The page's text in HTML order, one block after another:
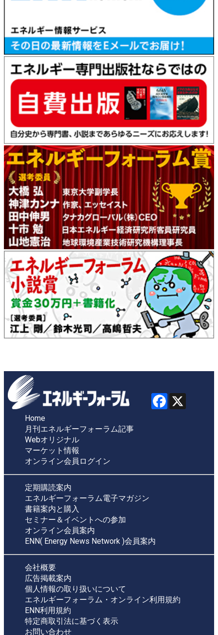
Home
月刊エネルギーフォーラム記事
Webオリジナル
マーケット情報
オンライン会員ログイン
定期購読案内
エネルギーフォーラム電子マガジン
書籍案内と購入
セミナー＆イベントへの参加
オンライン会員案内
ENN( Energy News Network )会員案内
会社概要
広告掲載案内
個人情報の取り扱いについて
エネルギーフォーラム・オンライン利用規約
ENN利用規約
特定商取引法に基づく表示
お問い合わせ